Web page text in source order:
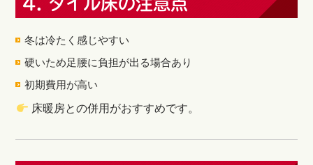
冬は冷たく感じやすい
硬いため足腰に負担が出る場合あり
初期費用が高い
床暖房との併用がおすすめです。